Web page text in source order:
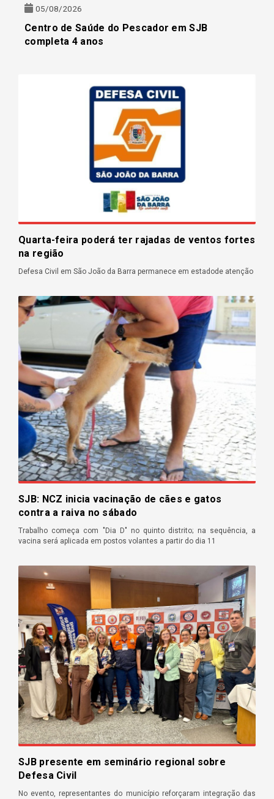
05/08/2026
Centro de Saúde do Pescador em SJB
completa 4 anos
Quarta-feira poderá ter rajadas de ventos fortes
na região
Defesa Civil em São João da Barra permanece em estadode atenção
SJB: NCZ inicia vacinação de cães e gatos
contra a raiva no sábado
Trabalho começa com "Dia D" no quinto distrito; na sequência, a
vacina será aplicada em postos volantes a partir do dia 11
SJB presente em seminário regional sobre
Defesa Civil
No evento, representantes do município reforçaram integração das